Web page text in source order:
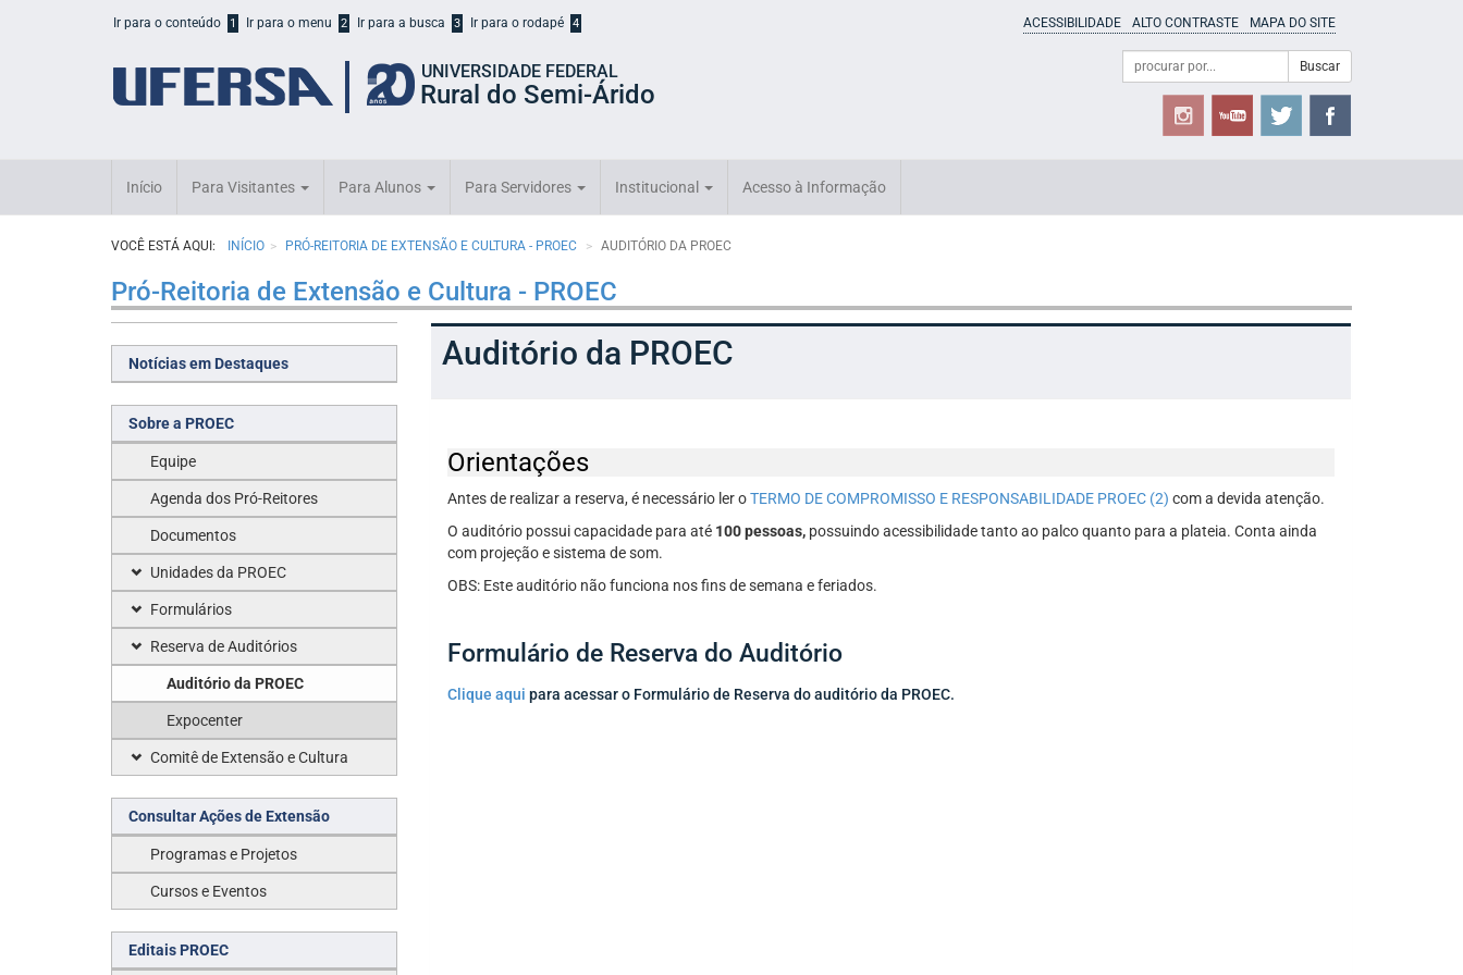
Ir para o conteúdo 1 Ir para o menu 2 Ir para a busca 3 Ir para o rodapé 4 ACESSIBILIDADE ALTO CONTRASTE MAPA DO SITE
UNIVERSIDADE FEDERAL
Rural do Semi-Árido
Formulário
Busca
Campo
de
Buscar
Início Para Visitantes Para Alunos Para Servidores Institucional Acesso à Informação
VOCÊ ESTÁ AQUI: INÍCIO PRÓ-REITORIA DE EXTENSÃO E CULTURA - PROEC AUDITÓRIO DA PROEC
Pró-Reitoria de Extensão e Cultura - PROEC
Notícias em Destaques
Sobre a PROEC
Equipe
Agenda dos Pró-Reitores
Documentos
Unidades da PROEC
Formulários
Reserva de Auditórios
Auditório da PROEC
Expocenter
Comitê de Extensão e Cultura
Consultar Ações de Extensão
Programas e Projetos
Cursos e Eventos
Editais PROEC
Auditório da PROEC
Orientações
Antes de realizar a reserva, é necessário ler oTERMO DE COMPROMISSO E RESPONSABILIDADE PROEC (2) com a devida atenção.
O auditório possui capacidade para até 100 pessoas, possuindo acessibilidade tanto ao palco quanto para a plateia. Conta ainda
com projeção e sistema de som.
OBS: Este auditório não funciona nos fins de semana e feriados.
Formulário de Reserva do Auditório
Clique aqui para acessar o Formulário de Reserva do auditório da PROEC.